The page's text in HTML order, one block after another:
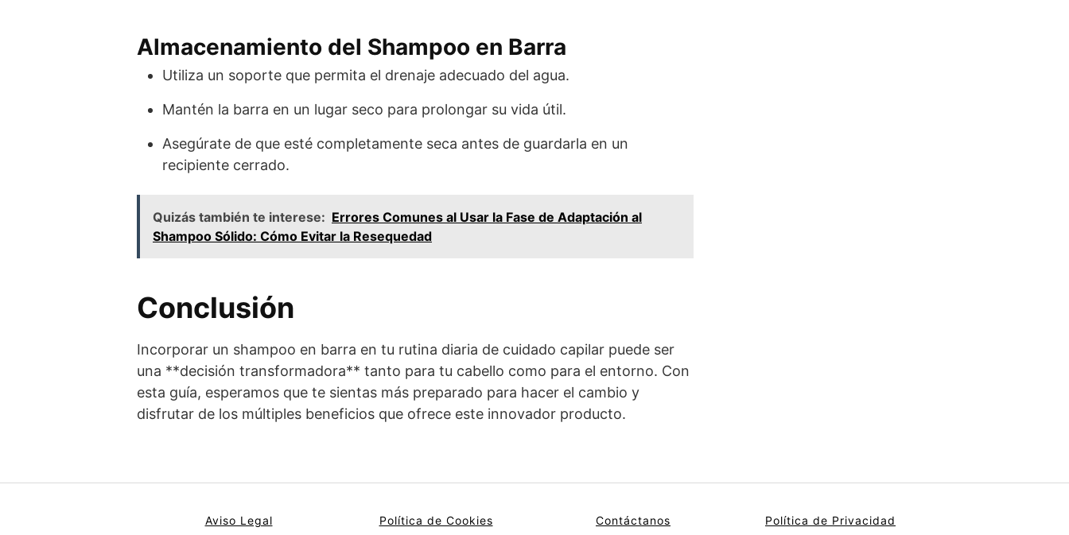
Almacenamiento del Shampoo en Barra
Utiliza un soporte que permita el drenaje adecuado del agua.
Mantén la barra en un lugar seco para prolongar su vida útil.
Asegúrate de que esté completamente seca antes de guardarla en un
recipiente cerrado.
Quizás también te interese: Errores Comunes al Usar la Fase de Adaptación al
Shampoo Sólido: Cómo Evitar la Resequedad
Conclusión
Incorporar un shampoo en barra en tu rutina diaria de cuidado capilar puede ser
una **decisión transformadora** tanto para tu cabello como para el entorno. Con
esta guía, esperamos que te sientas más preparado para hacer el cambio y
disfrutar de los múltiples beneficios que ofrece este innovador producto.
Aviso Legal Política de Cookies Contáctanos Política de Privacidad